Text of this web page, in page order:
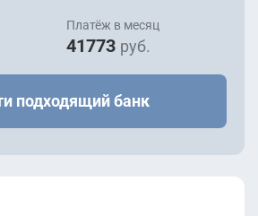
Платёж в месяц
41773 руб.
подходящий банк